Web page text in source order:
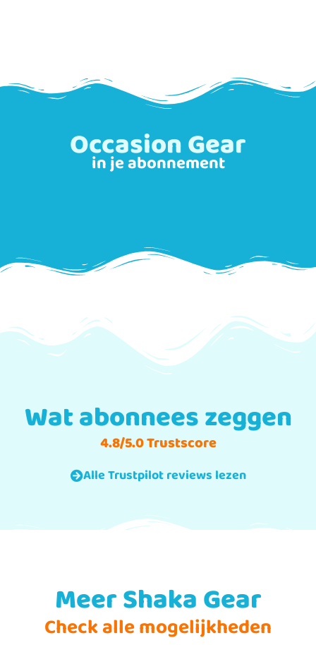
Occasion Gear
in je abonnement
Wat abonnees zeggen
4.8/5.0 Trustscore
Alle Trustpilot reviews lezen
Meer Shaka Gear
Check alle mogelijkheden